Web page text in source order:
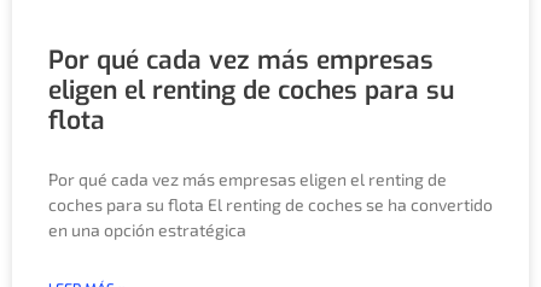
Por qué cada vez más empresas
eligen el renting de coches para su
flota
Por qué cada vez más empresas eligen el renting de
coches para su flota El renting de coches se ha convertido
en una opción estratégica